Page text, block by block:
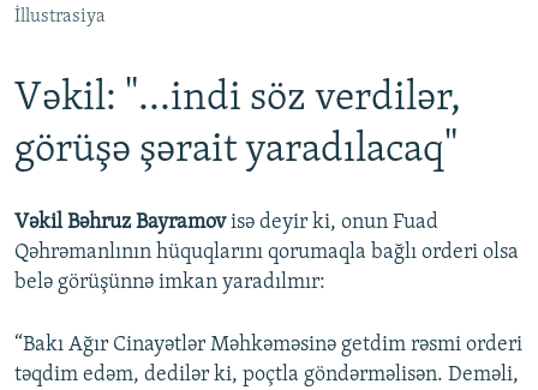
BIZIMLƏ ƏLAQƏ
İllustrasiya
Vəkil: "...indi söz verdilər,
görüşə şərait yaradılacaq"
Vəkil Bəhruz Bayramovisə deyir ki, onun Fuad
Qəhrəmanlının hüquqlarını qorumaqla bağlı orderi olsa
belə görüşünnə imkan yaradılmır:
“Bakı Ağır Cinayətlər Məhkəməsinə getdim rəsmi orderi
təqdim edəm, dedilər ki, poçtla göndərməlisən. Deməli,